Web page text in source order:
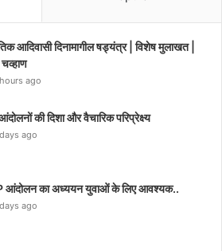
आदिवासी दिनामागील षड्यंत्र | विशेष मुलाखत |
ago
की दिशा और वैचारिक परिप्रेक्ष्य
ago
आंदोलन का अध्ययन युवाओं के लिए आवश्यक..
ago